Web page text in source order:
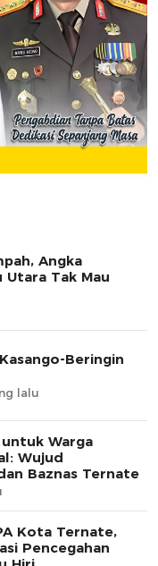
Angka
Utara Tak Mau
Beringin
lalu
Warga
Wujud
Baznas Ternate
Kota Ternate,
Pencegahan